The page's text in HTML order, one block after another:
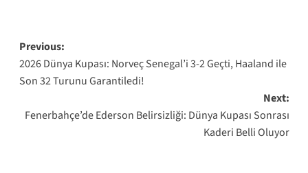
Post
navigation
Previous:
2026 Dünya Kupası: Norveç Senegal’i 3-2 Geçti, Haaland ile
Son 32 Turunu Garantiledi!
Next:
Fenerbahçe’de Ederson Belirsizliği: Dünya Kupası Sonrası
Kaderi Belli Oluyor